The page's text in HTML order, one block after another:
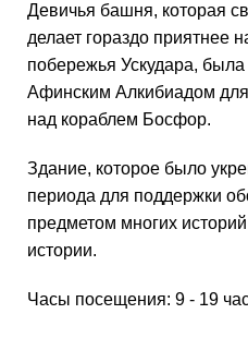
Девичья башня, которая
делает гораздо приятнее
побережья Ускудара, была
Афинским Алкибиадом
над кораблем Босфор.
Здание, которое было
периода для поддержки
предметом многих
истории.
Часы посещения: 9 - 19